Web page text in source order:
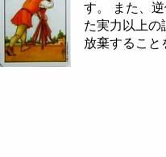
す。 また、
た実力以上の
放棄すること